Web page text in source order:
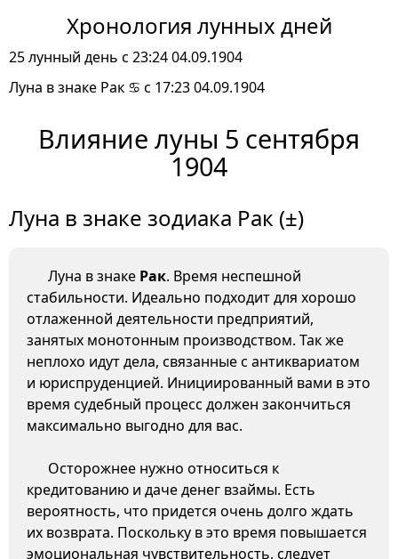
Хронология лунных дней
25 лунный день с 23:24 04.09.1904
Луна в знаке Рак ♋ с 17:23 04.09.1904
Влияние луны 5 сентября
1904
Луна в знаке зодиака Рак (±)
Луна в знаке Рак. Время неспешной
стабильности. Идеально подходит для хорошо
отлаженной деятельности предприятий,
занятых монотонным производством. Так же
неплохо идут дела, связанные с антиквариатом
и юриспруденцией. Инициированный вами в это
время судебный процесс должен закончиться
максимально выгодно для вас.
Осторожнее нужно относиться к
кредитованию и даче денег взаймы. Есть
вероятность, что придется очень долго ждать
их возврата. Поскольку в это время повышается
эмоциональная чувствительность, следует